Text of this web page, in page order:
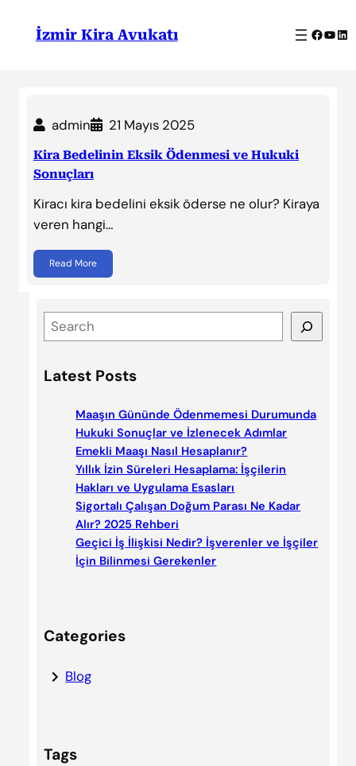
İzmir Kira Avukatı
admin 21 Mayıs 2025
Kira Bedelinin Eksik Ödenmesi ve Hukuki
Sonuçları
Kiracı kira bedelini eksik öderse ne olur? Kiraya
veren hangi…
Read More
e
r
Latest Posts
Maaşın Gününde Ödenmemesi Durumunda
Hukuki Sonuçlar ve İzlenecek Adımlar
Emekli Maaşı Nasıl Hesaplanır?
Yıllık İzin Süreleri Hesaplama: İşçilerin
Hakları ve Uygulama Esasları
Sigortalı Çalışan Doğum Parası Ne Kadar
Alır? 2025 Rehberi
Geçici İş İlişkisi Nedir? İşverenler ve İşçiler
İçin Bilinmesi Gerekenler
Categories
Blog
Tags